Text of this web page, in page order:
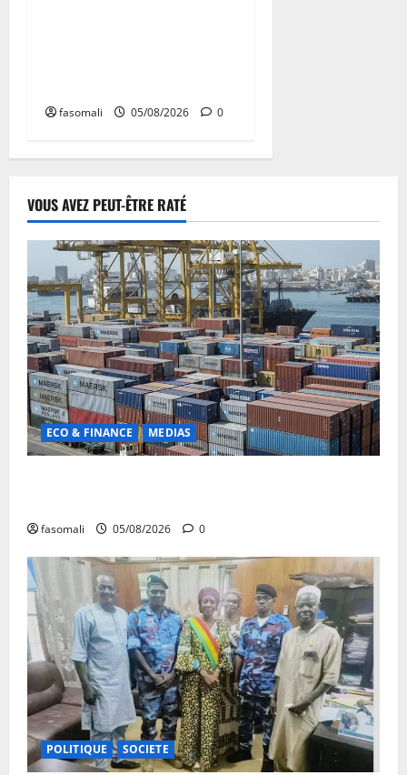
fasomali 05/08/2026 0
VOUS AVEZ PEUT-ÊTRE RATÉ
ECO & FINANCE MEDIAS
fasomali 05/08/2026 0
POLITIQUE SOCIETE